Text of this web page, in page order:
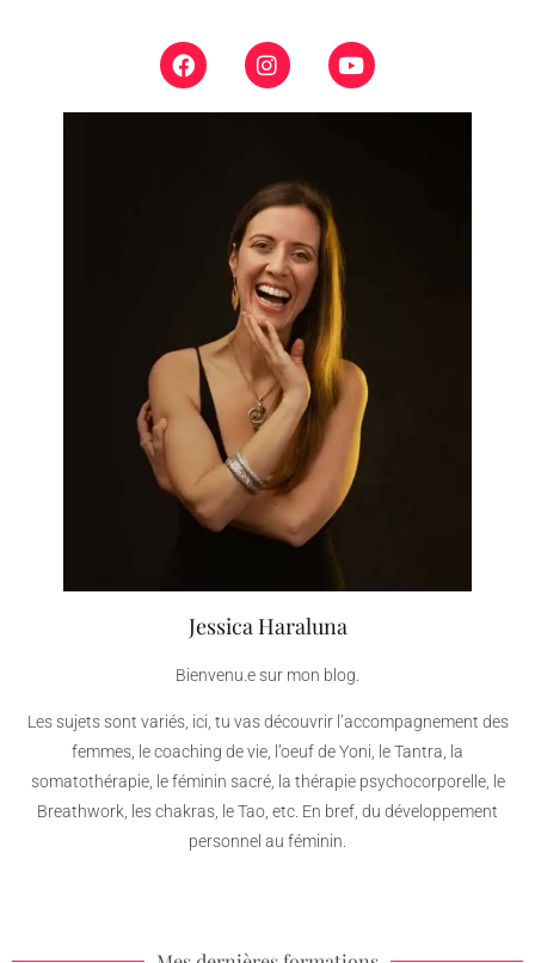
Jessica Haraluna
Bienvenu.e sur mon blog.
Les sujets sont variés, ici, tu vas découvrir l’accompagnement des
femmes, le coaching de vie, l’oeuf de Yoni, le Tantra, la
somatothérapie, le féminin sacré, la thérapie psychocorporelle, le
Breathwork, les chakras, le Tao, etc. En bref, du développement
personnel au féminin.